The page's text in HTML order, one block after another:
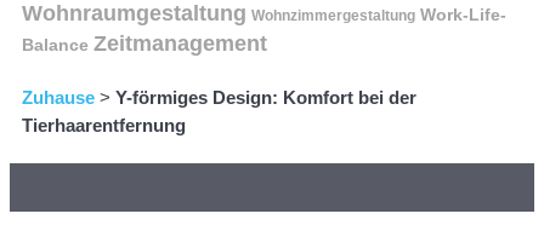
Wohnraumgestaltung Wohnzimmergestaltung Work-Life-
Balance Zeitmanagement
Zuhause > Y-förmiges Design: Komfort bei der
Tierhaarentfernung